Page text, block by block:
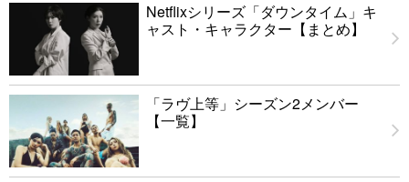
Netflixシリーズ「ダウンタイム」キ
ャスト・キャラクター【まとめ】
「ラヴ上等」シーズン2メンバー
【一覧】